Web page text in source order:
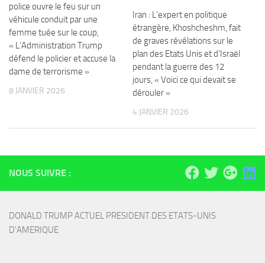
police ouvre le feu sur un
véhicule conduit par une
femme tuée sur le coup,
« L’Administration Trump
défend le policier et accuse la
dame de terrorisme »
8 JANVIER 2026
Iran : L’expert en politique
étrangère, Khoshcheshm, fait
de graves révélations sur le
plan des Etats Unis et d’Israël
pendant la guerre des 12
jours, « Voici ce qui devait se
dérouler »
4 JANVIER 2026
NOUS SUIVRE :
DONALD TRUMP ACTUEL PRESIDENT DES ETATS-UNIS
D'AMERIQUE